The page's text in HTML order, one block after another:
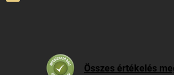
Összes értékelés